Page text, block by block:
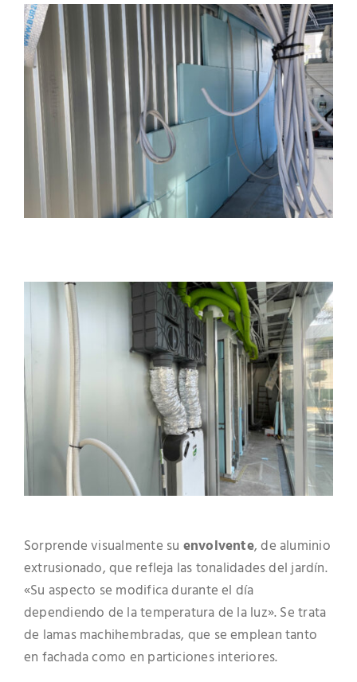
Sorprende visualmente su envolvente, de aluminio
extrusionado, que refleja las tonalidades del jardín.
«Su aspecto se modifica durante el día
dependiendo de la temperatura de la luz». Se trata
de lamas machihembradas, que se emplean tanto
en fachada como en particiones interiores.